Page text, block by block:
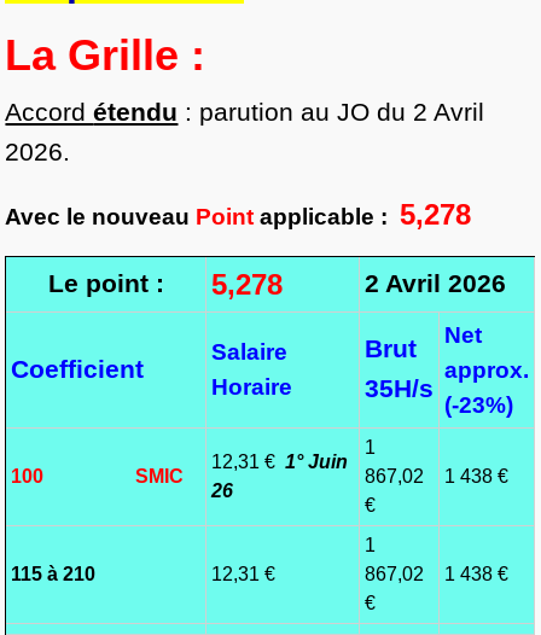
La Grille :
Accordétendu : parution au JO du 2 Avril
2026.
Avec le nouveau Point applicable :5,278
Le point : 5,278 2 Avril 2026
Coefficient
Salaire
Horaire
Brut
35H/s
Net
approx.
(-23%)
100 SMIC
12,31 €1° Juin
26
1
867,02
€
1 438 €
115 à 210 12,31 €
1
867,02
€
1 438 €